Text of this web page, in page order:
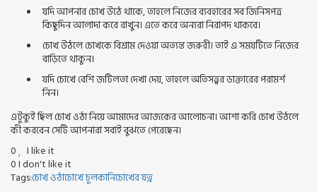
যদি আপনার চোখ উঠে থাকে, তাহলে নিজের ব্যবহারের সব জিনিসপত্র
কিছুদিন আলাদা করে রাখুন। এতে করে অন্যরা নিরাপদ থাকবে।
চোখ উঠলে চোখকে বিশ্রাম দেওয়া অত্যন্ত জরুরী। তাই এ সময়টিতে নিজের
বাড়িতে থাকুন।
যদি চোখে বেশি জটিলতা দেখা দেয়, তাহলে অতিসত্ত্বর ডাক্তারের পরামর্শ
নিন।
এটুকুই ছিল চোখ ওঠা নিয়ে আমাদের আজকের আলোচনা। আশা করি চোখ উঠলে
কী করবেন সেটি আপনারা সবাই বুঝতে পেরেছেন।
0
I like it
0I don't like it
Tags:চোখ ওঠাচোখে চুলকানিচোখের যত্ন